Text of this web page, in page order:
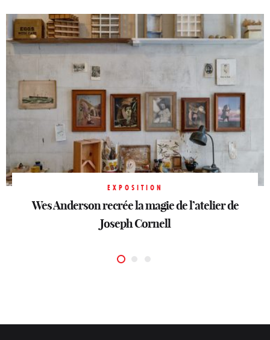
EXPOSITION
Wes Anderson recrée la magie de l’atelier de
Joseph Cornell
EXPOSITION
Les trésors de la famille Rothschild s’exposent
au Mobilier National
EXPOSITION
La Fondation Cartier en mode performance